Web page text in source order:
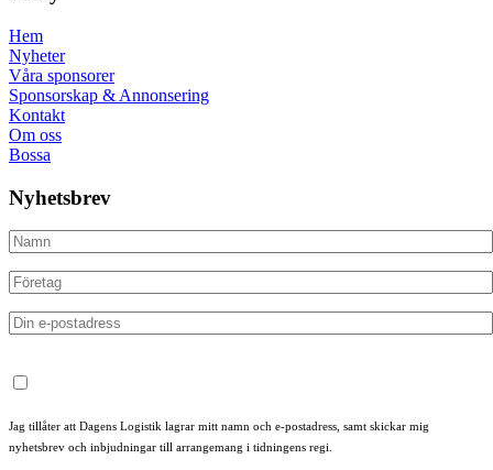
Hem
Nyheter
Våra sponsorer
Sponsorskap & Annonsering
Kontakt
Om oss
Bossa
Nyhetsbrev
Jag tillåter att Dagens Logistik lagrar mitt namn och e-postadress, samt skickar mig
nyhetsbrev och inbjudningar till arrangemang i tidningens regi.